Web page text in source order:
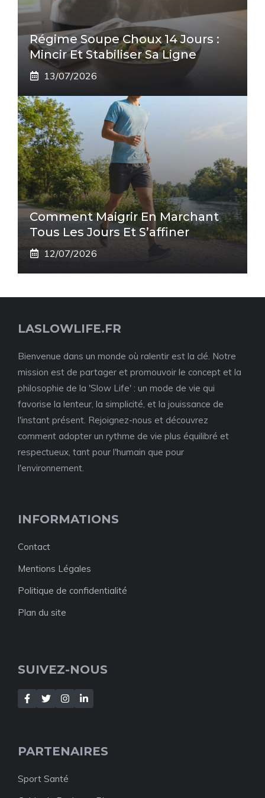
Régime Soupe Choux 14 Jours :
Mincir Et Stabiliser Sa Ligne
13/07/2026
Comment Maigrir En Marchant
Tous Les Jours Et S’affiner
12/07/2026
LASLOWLIFE.FR
Bienvenue dans un monde où ralentir est la clé. Notre
mission est de partager et promouvoir le concept et la
philosophie de la 'Slow Life' : un mode de vie qui
favorise la lenteur, la simplicité, et la jouissance de
l'instant présent. Rejoignez-nous et découvrez
comment adopter un rythme de vie plus équilibré et
respectueux, tant pour l'humain que pour
l'environnement.
INFORMATIONS
Contact
Mentions Légales
Politique de confidentialité
Plan du site
SUIVEZ-NOUS
PARTENAIRES
Sport Santé